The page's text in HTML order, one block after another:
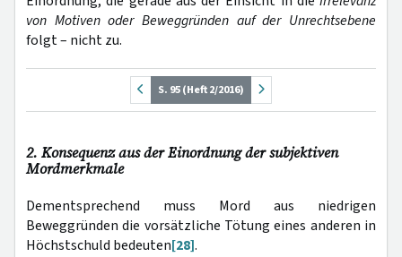
von Motiven oder Beweggründen auf der Unrechtsebene
folgt – nicht zu.
S. 95 (Heft 2/2016)
2. Konsequenz aus der Einordnung der subjektiven
Mordmerkmale
Dementsprechend muss Mord aus niedrigen
Beweggründen die vorsätzliche Tötung eines anderen in
Höchstschuld bedeuten[28].